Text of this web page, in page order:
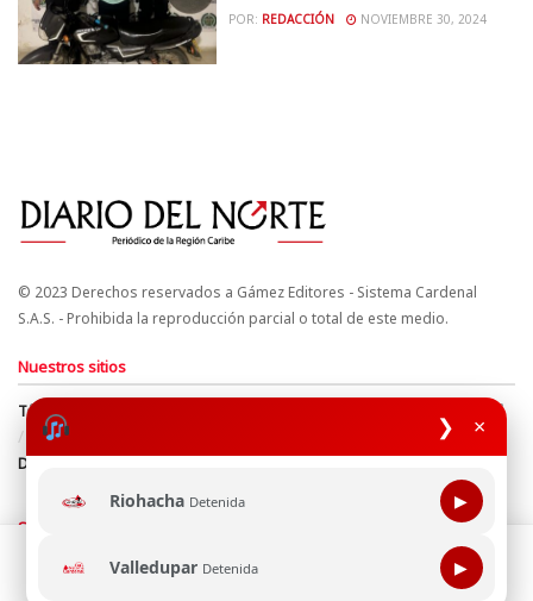
❯ ×
Riohacha Detenida ▶
Valledupar Detenida ▶
POR: REDACCIÓN NOVIEMBRE 30, 2024
© 2023 Derechos reservados a Gámez Editores - Sistema Cardenal
S.A.S. - Prohibida la reproducción parcial o total de este medio.
Nuestros sitios
Términos y Condiciones
Derechos de Autor y Propiedad Intelectual
Política de uso de cookies
Política de Tratamiento de Datos
Directrices Editoriales
Síguenos
Esta página web usa cookie para mejorar tu experiencia de
navegación, al continuar aceptas nuestra política de uso de